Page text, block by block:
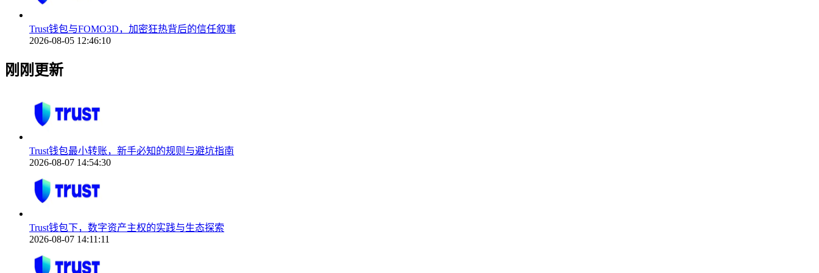
Trust钱包与FOMO3D，加密狂热背后的信任叙事
2026-08-05 12:46:10
刚刚更新
Trust钱包最小转账，新手必知的规则与避坑指南
2026-08-07 14:54:30
Trust钱包下，数字资产主权的实践与生态探索
2026-08-07 14:11:11